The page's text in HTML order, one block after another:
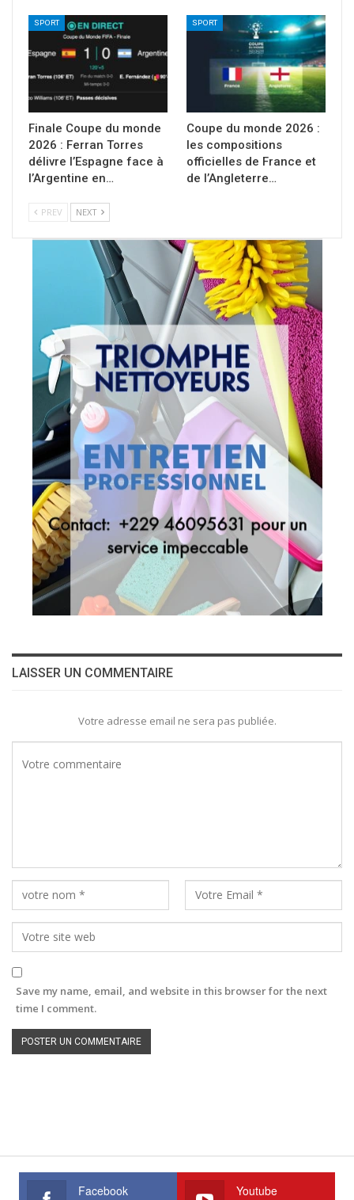
SPORT
Finale Coupe du monde
2026 : Ferran Torres
délivre l’Espagne face à
l’Argentine en…
SPORT
Coupe du monde 2026 :
les compositions
officielles de France et
de l’Angleterre…
PREV NEXT
LAISSER UN COMMENTAIRE
Votre adresse email ne sera pas publiée.
Save my name, email, and website in this browser for the next
time I comment.
Facebook Youtube